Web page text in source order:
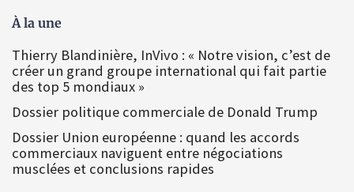
À la une
Thierry Blandinière, InVivo : « Notre vision, c’est de
créer un grand groupe international qui fait partie
des top 5 mondiaux »
Dossier politique commerciale de Donald Trump
Dossier Union européenne : quand les accords
commerciaux naviguent entre négociations
musclées et conclusions rapides